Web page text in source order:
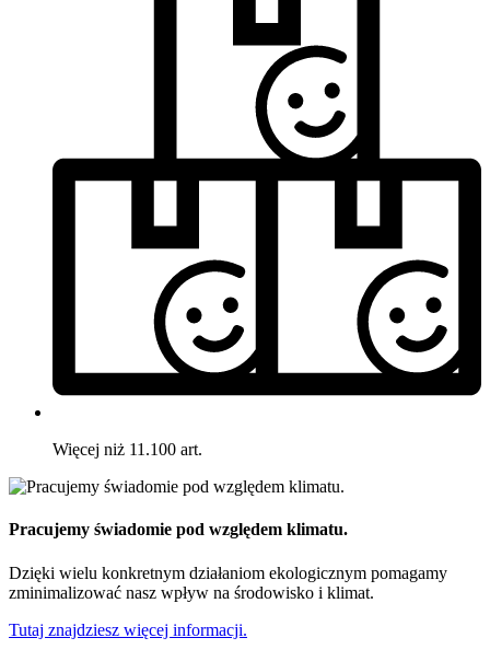
Więcej niż 11.100 art.
Pracujemy świadomie pod względem klimatu.
Dzięki wielu konkretnym działaniom ekologicznym pomagamy
zminimalizować nasz wpływ na środowisko i klimat.
Tutaj znajdziesz więcej informacji.